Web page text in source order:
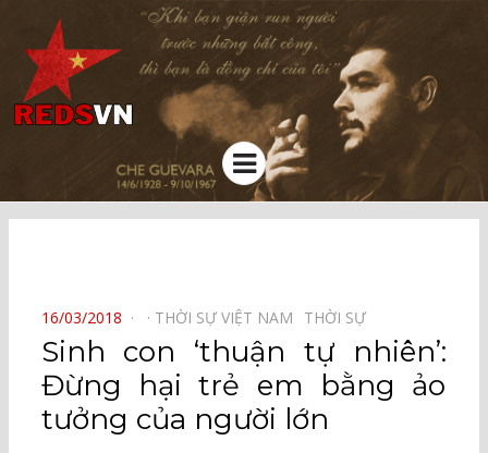
Kênh chia sẻ tri thức cộng đồng
Menu
POSTED
ON
16/03/2018 THỜI SỰ VIỆT NAM⠀ THỜI SỰ⠀
Sinh con ‘thuận tự nhiên’:
Đừng hại trẻ em bằng ảo
tưởng của người lớn